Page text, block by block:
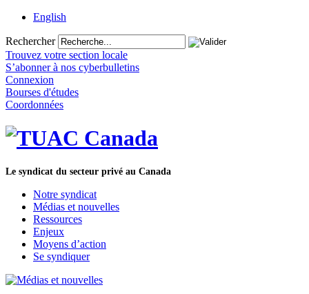
English
Rechercher
Trouvez votre section locale
S’abonner à nos cyberbulletins
Connexion
Bourses d'études
Coordonnées
Le syndicat du secteur privé au Canada
Notre syndicat
Médias et nouvelles
Ressources
Enjeux
Moyens d’action
Se syndiquer